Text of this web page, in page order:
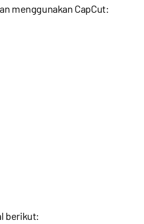
menggunakan CapCut:
berikut: